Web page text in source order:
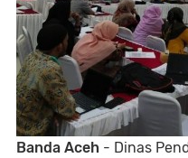
Banda Aceh - Dinas